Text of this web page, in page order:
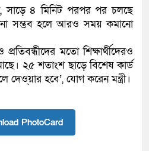
৪ মিনিট পরপর পর চলছে
সম্ভব হলে আরও সময় কমানো
প্রতিবন্ধীদের মতো শিক্ষার্থীদেরও
২৫ শতাংশ ছাড়ে বিশেষ কার্ড
দেও্য়ার হবে’, যোগ করেন মন্ত্রী।
PhotoCard